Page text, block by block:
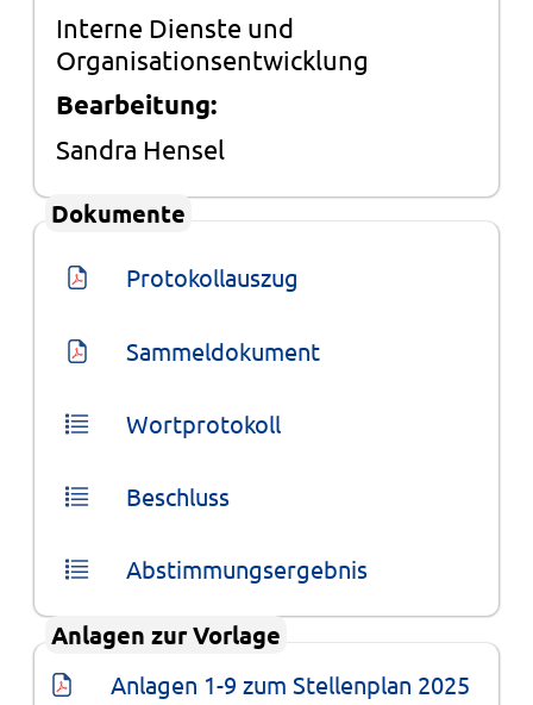
Interne Dienste und
Organisationsentwicklung
Bearbeitung:
Sandra Hensel
Dokumente
Protokollauszug
Sammeldokument
Wortprotokoll
Beschluss
Abstimmungsergebnis
Anlagen zur Vorlage
Anlagen 1-9 zum Stellenplan 2025